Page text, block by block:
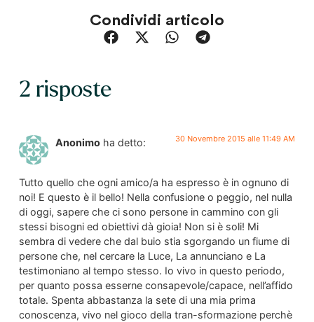
Condividi articolo
2 risposte
Anonimo ha detto: 30 Novembre 2015 alle 11:49 AM
Tutto quello che ogni amico/a ha espresso è in ognuno di
noi! E questo è il bello! Nella confusione o peggio, nel nulla
di oggi, sapere che ci sono persone in cammino con gli
stessi bisogni ed obiettivi dà gioia! Non si è soli! Mi
sembra di vedere che dal buio stia sgorgando un fiume di
persone che, nel cercare la Luce, La annunciano e La
testimoniano al tempo stesso. Io vivo in questo periodo,
per quanto possa esserne consapevole/capace, nell’affido
totale. Spenta abbastanza la sete di una mia prima
conoscenza, vivo nel gioco della tran-sformazione perchè